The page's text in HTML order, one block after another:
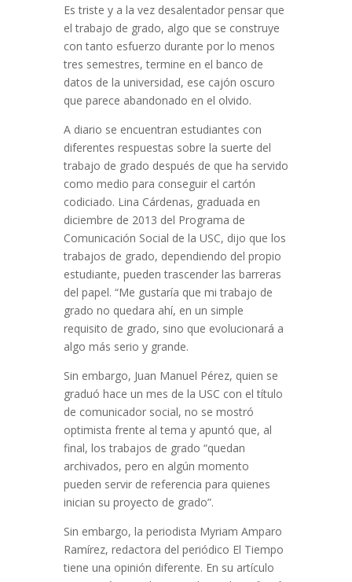
Es triste y a la vez desalentador pensar que
el trabajo de grado, algo que se construye
con tanto esfuerzo durante por lo menos
tres semestres, termine en el banco de
datos de la universidad, ese cajón oscuro
que parece abandonado en el olvido.
A diario se encuentran estudiantes con
diferentes respuestas sobre la suerte del
trabajo de grado después de que ha servido
como medio para conseguir el cartón
codiciado. Lina Cárdenas, graduada en
diciembre de 2013 del Programa de
Comunicación Social de la USC, dijo que los
trabajos de grado, dependiendo del propio
estudiante, pueden trascender las barreras
del papel. “Me gustaría que mi trabajo de
grado no quedara ahí, en un simple
requisito de grado, sino que evolucionará a
algo más serio y grande.
Sin embargo, Juan Manuel Pérez, quien se
graduó hace un mes de la USC con el título
de comunicador social, no se mostró
optimista frente al tema y apuntó que, al
final, los trabajos de grado “quedan
archivados, pero en algún momento
pueden servir de referencia para quienes
inician su proyecto de grado”.
Sin embargo, la periodista Myriam Amparo
Ramírez, redactora del periódico El Tiempo
tiene una opinión diferente. En su artículo